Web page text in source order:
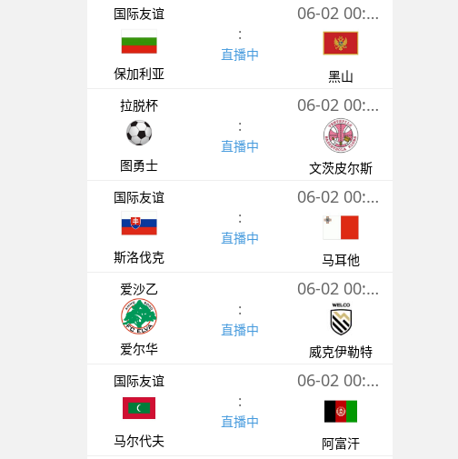
国际友谊
保加利亚
:
直播中
06-02 00:00
黑山
拉脱杯
图勇士
:
直播中
06-02 00:00
文茨皮尔斯
国际友谊
斯洛伐克
:
直播中
06-02 00:00
马耳他
爱沙乙
爱尔华
:
直播中
06-02 00:00
威克伊勒特
国际友谊
马尔代夫
:
直播中
06-02 00:00
阿富汗